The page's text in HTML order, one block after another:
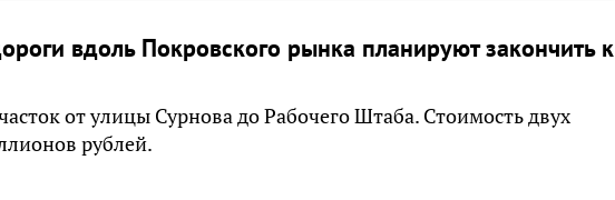
вдоль Покровского рынка планируют закончить к
от улицы Сурнова до Рабочего Штаба. Стоимость двух
рублей.